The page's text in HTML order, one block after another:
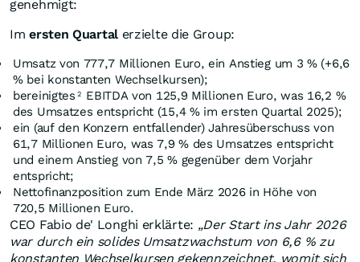
genehmigt:
Imersten Quartalerzielte die Group:
Umsatz von 777,7 Millionen Euro, ein Anstieg um 3 % (+6,6
% bei konstanten Wechselkursen);
bereinigtes 2
EBITDA von 125,9 Millionen Euro, was 16,2 %
des Umsatzes entspricht (15,4 % im ersten Quartal 2025);
ein (auf den Konzern entfallender) Jahresüberschuss von
61,7 Millionen Euro, was 7,9 % des Umsatzes entspricht
und einem Anstieg von 7,5 % gegenüber dem Vorjahr
entspricht;
Nettofinanzposition zum Ende März 2026 in Höhe von
720,5 Millionen Euro.
CEO Fabio de' Longhi erklärte: „Der Start ins Jahr 2026
war durch ein solides Umsatzwachstum von 6,6 % zu
konstanten Wechselkursen gekennzeichnet, womit sich